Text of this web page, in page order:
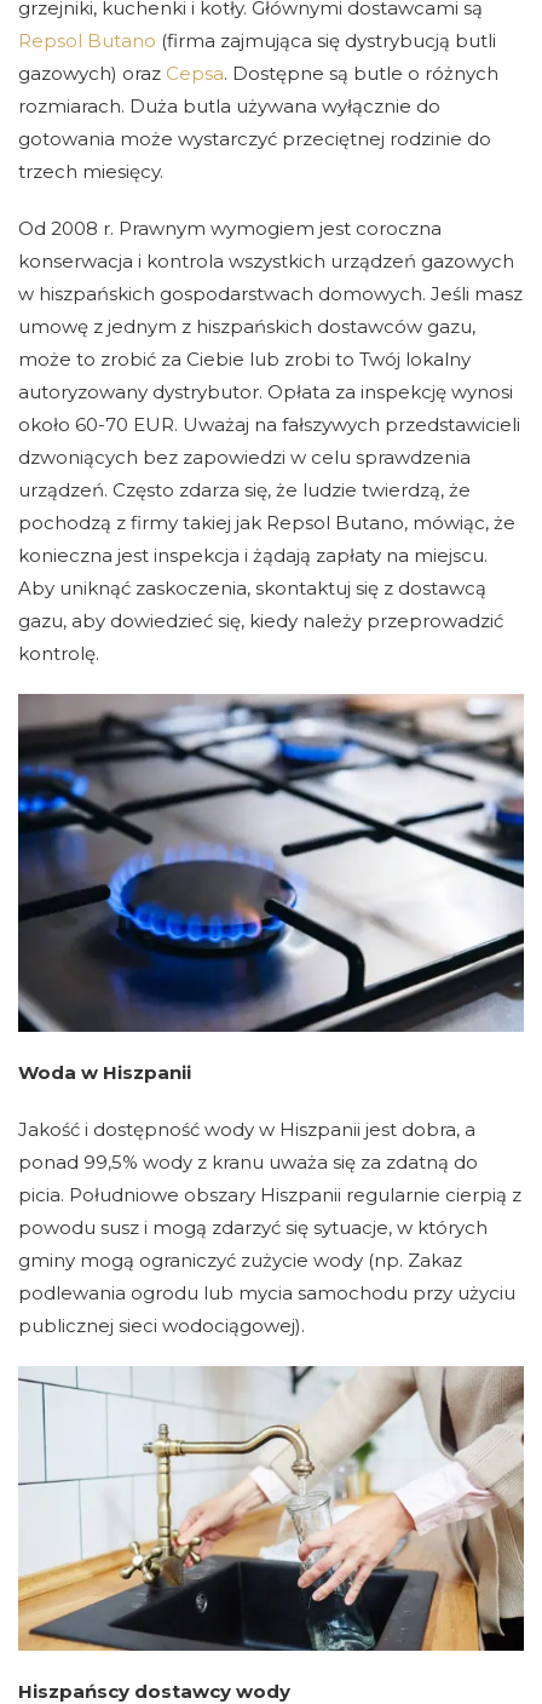
grzejniki, kuchenki i kotły. Głównymi dostawcami są
Repsol Butano (firma zajmująca się dystrybucją butli
gazowych) oraz Cepsa. Dostępne są butle o różnych
rozmiarach. Duża butla używana wyłącznie do
gotowania może wystarczyć przeciętnej rodzinie do
trzech miesięcy.
Od 2008 r. Prawnym wymogiem jest coroczna
konserwacja i kontrola wszystkich urządzeń gazowych
w hiszpańskich gospodarstwach domowych. Jeśli masz
umowę z jednym z hiszpańskich dostawców gazu,
może to zrobić za Ciebie lub zrobi to Twój lokalny
autoryzowany dystrybutor. Opłata za inspekcję wynosi
około 60-70 EUR. Uważaj na fałszywych przedstawicieli
dzwoniących bez zapowiedzi w celu sprawdzenia
urządzeń. Często zdarza się, że ludzie twierdzą, że
pochodzą z firmy takiej jak Repsol Butano, mówiąc, że
konieczna jest inspekcja i żądają zapłaty na miejscu.
Aby uniknąć zaskoczenia, skontaktuj się z dostawcą
gazu, aby dowiedzieć się, kiedy należy przeprowadzić
kontrolę.
Woda w Hiszpanii
Jakość i dostępność wody w Hiszpanii jest dobra, a
ponad 99,5% wody z kranu uważa się za zdatną do
picia. Południowe obszary Hiszpanii regularnie cierpią z
powodu susz i mogą zdarzyć się sytuacje, w których
gminy mogą ograniczyć zużycie wody (np. Zakaz
podlewania ogrodu lub mycia samochodu przy użyciu
publicznej sieci wodociągowej).
Hiszpańscy dostawcy wody